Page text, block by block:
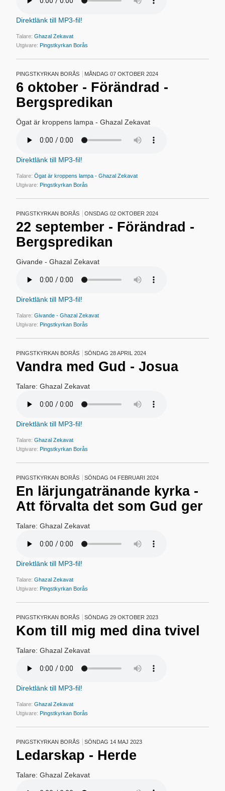
Direktlänk till MP3-fil!
Talare:Ghazal Zekavat
Utgivare:Pingstkyrkan Borås
PINGSTKYRKAN BORÅS MÅNDAG 07 OKTOBER 2024
6 oktober - Förändrad -
Bergspredikan
Ögat är kroppens lampa - Ghazal Zekavat
Direktlänk till MP3-fil!
Talare:Ögat är kroppens lampa - Ghazal Zekavat
Utgivare:Pingstkyrkan Borås
PINGSTKYRKAN BORÅS ONSDAG 02 OKTOBER 2024
22 september - Förändrad -
Bergspredikan
Givande - Ghazal Zekavat
Direktlänk till MP3-fil!
Talare:Givande - Ghazal Zekavat
Utgivare:Pingstkyrkan Borås
PINGSTKYRKAN BORÅS SÖNDAG 28 APRIL 2024
Vandra med Gud - Josua
Talare: Ghazal Zekavat
Direktlänk till MP3-fil!
Talare:Ghazal Zekavat
Utgivare:Pingstkyrkan Borås
PINGSTKYRKAN BORÅS SÖNDAG 04 FEBRUARI 2024
En lärjungatränande kyrka -
Att förvalta det som Gud ger
Talare: Ghazal Zekavat
Direktlänk till MP3-fil!
Talare:Ghazal Zekavat
Utgivare:Pingstkyrkan Borås
PINGSTKYRKAN BORÅS SÖNDAG 29 OKTOBER 2023
Kom till mig med dina tvivel
Talare: Ghazal Zekavat
Direktlänk till MP3-fil!
Talare:Ghazal Zekavat
Utgivare:Pingstkyrkan Borås
PINGSTKYRKAN BORÅS SÖNDAG 14 MAJ 2023
Ledarskap - Herde
Talare: Ghazal Zekavat